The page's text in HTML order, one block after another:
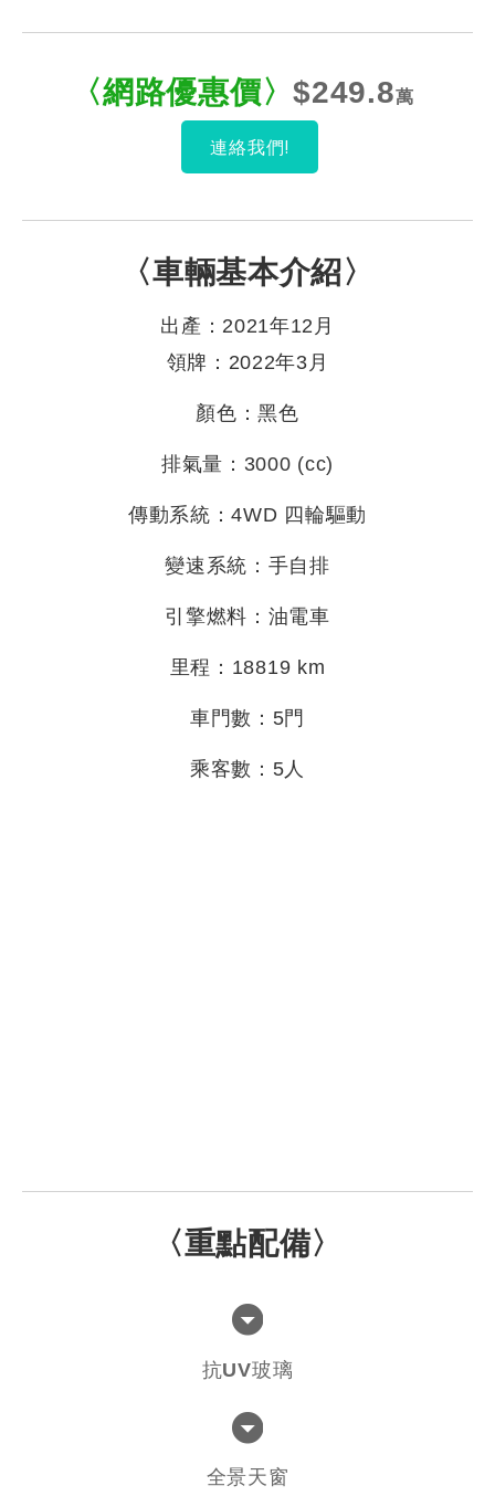
〈網路優惠價〉$249.8萬
連絡我們!
〈車輛基本介紹〉
出產：2021年12月
領牌：2022年3月
顏色：黑色
排氣量：3000 (cc)
傳動系統：4WD 四輪驅動
變速系統：手自排
引擎燃料：油電車
里程：18819 km
車門數：5門
乘客數：5人
〈重點配備〉
抗UV玻璃
全景天窗